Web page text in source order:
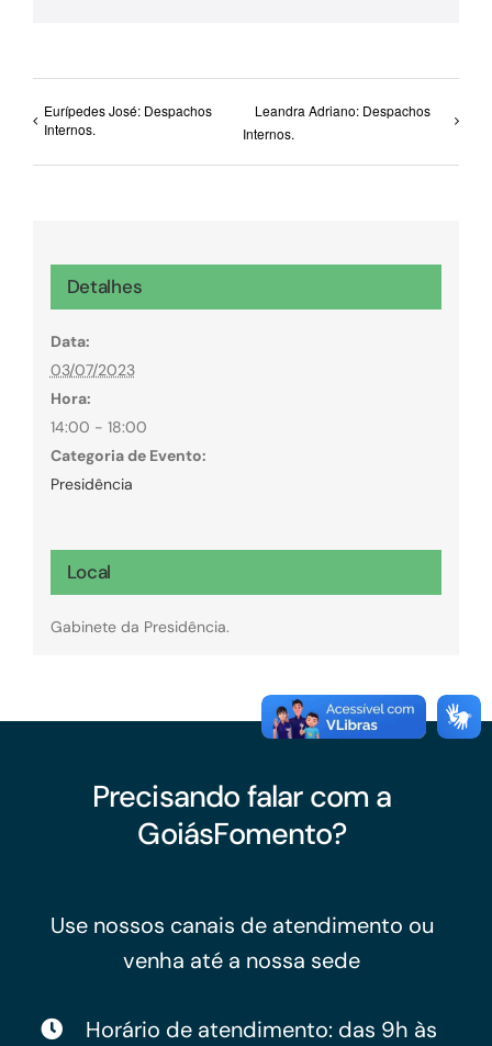
Eurípedes José: Despachos
Internos.
Leandra Adriano: Despachos
Internos.
Detalhes
Data:
03/07/2023
Hora:
14:00 - 18:00
Categoria de Evento:
Presidência
Local
Gabinete da Presidência.
Precisando falar com a
GoiásFomento?
Use nossos canais de atendimento ou
venha até a nossa sede
Horário de atendimento: das 9h às